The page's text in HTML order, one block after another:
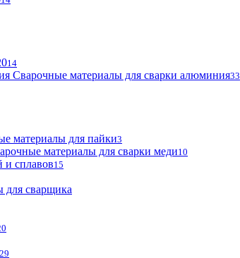
14
Сварочные материалы для сварки алюминия33
материалы для пайки3
материалы для сварки меди10
и сплавов15
для сварщика